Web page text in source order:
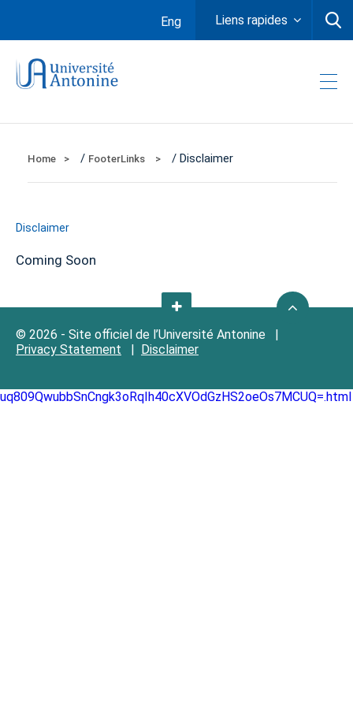
Eng Liens rapides
Home / FooterLinks / Disclaimer
Disclaimer
Coming Soon
© 2026 - Site officiel de l’Université Antonine |
Privacy Statement | Disclaimer
uq809QwubbSnCngk3oRqIh40cXVOdGzHS2oeOs7MCUQ=.html